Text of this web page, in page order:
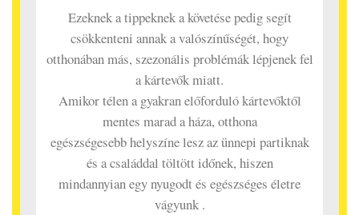
Ezeknek a tippeknek a követése pedig segít
csökkenteni annak a valószínűségét, hogy
otthonában más, szezonális problémák lépjenek fel
a kártevők miatt.
Amikor télen a gyakran előforduló kártevőktől
mentes marad a háza, otthona
egészségesebb helyszíne lesz az ünnepi partiknak
és a családdal töltött időnek, hiszen
mindannyian egy nyugodt és egészséges életre
vágyunk .